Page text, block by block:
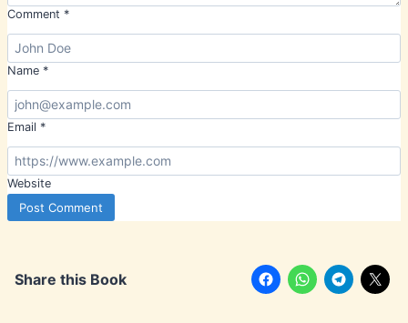
Comment *
Name *
Email *
Website
Share this Book